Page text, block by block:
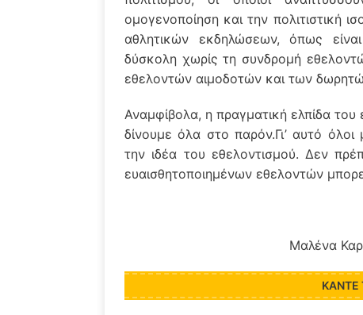
ομογενοποίηση και την πολιτιστική
αθλητικών εκδηλώσεων, όπως
δύσκολη χωρίς τη συνδρομή
εθελοντών αιμοδοτών και των
Αναμφίβολα, η πραγματική ελπίδα
δίνουμε όλα στο παρόν.Γι’ αυτό
την ιδέα του εθελοντισμού. Δεν
ευαισθητοποιημένων εθελοντών
Μαλένα
ΚΆΝΤΕ